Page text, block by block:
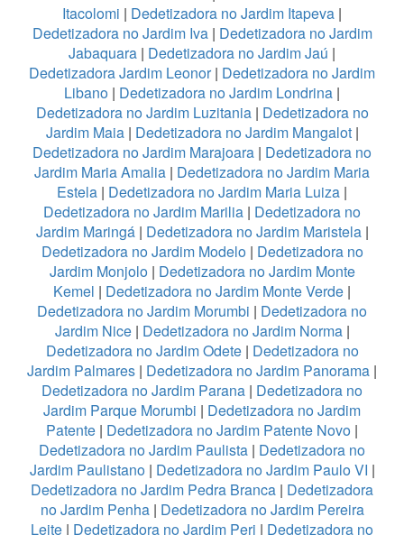
Itacolomi | Dedetizadora no Jardim Itapeva |
Dedetizadora no Jardim Iva| Dedetizadora no Jardim
Jabaquara | Dedetizadora no Jardim Jaú |
Dedetizadora Jardim Leonor| Dedetizadora no Jardim
Libano | Dedetizadora no Jardim Londrina |
Dedetizadora no Jardim Luzitania| Dedetizadora no
Jardim Maia| Dedetizadora no Jardim Mangalot|
Dedetizadora no Jardim Marajoara | Dedetizadora no
Jardim Maria Amalia | Dedetizadora no Jardim Maria
Estela | Dedetizadora no Jardim Maria Luiza |
Dedetizadora no Jardim Marilia | Dedetizadora no
Jardim Maringá| Dedetizadora no Jardim Maristela|
Dedetizadora no Jardim Modelo| Dedetizadora no
Jardim Monjolo| Dedetizadora no Jardim Monte
Kemel | Dedetizadora no Jardim Monte Verde |
Dedetizadora no Jardim Morumbi | Dedetizadora no
Jardim Nice| Dedetizadora no Jardim Norma|
Dedetizadora no Jardim Odete| Dedetizadora no
Jardim Palmares | Dedetizadora no Jardim Panorama |
Dedetizadora no Jardim Parana | Dedetizadora no
Jardim Parque Morumbi | Dedetizadora no Jardim
Patente | Dedetizadora no Jardim Patente Novo |
Dedetizadora no Jardim Paulista | Dedetizadora no
Jardim Paulistano| Dedetizadora no Jardim Paulo VI |
Dedetizadora no Jardim Pedra Branca | Dedetizadora
no Jardim Penha| Dedetizadora no Jardim Pereira
Leite | Dedetizadora no Jardim Peri | Dedetizadora no